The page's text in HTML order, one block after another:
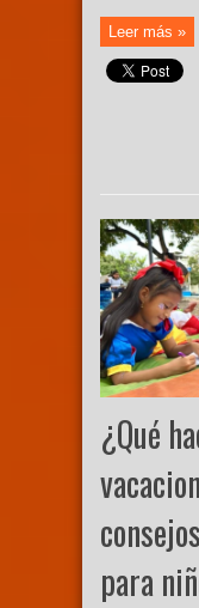
Leer más »
¿Qué
para